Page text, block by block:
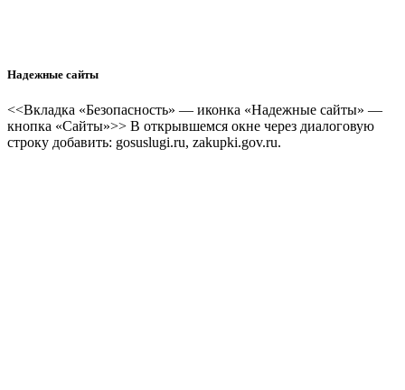
Надежные сайты
<<Вкладка «Безопасность» — иконка «Надежные сайты» —
кнопка «Сайты»>> В открывшемся окне через диалоговую
строку добавить: gosuslugi.ru, zakupki.gov.ru.